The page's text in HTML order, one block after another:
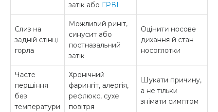
затік або ГРВІ
Слиз на
задній стінці
горла
Можливий риніт,
синусит або
постназальний
затік
Оцінити носове
дихання й стан
носоглотки
Часте
першіння
без
температури
Хронічний
фарингіт, алергія,
рефлюкс, сухе
повітря
Шукати причину,
а не тільки
знімати симптом